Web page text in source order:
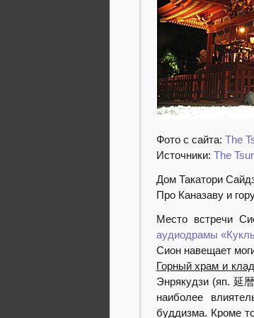
Фото с сайта: The
Источники: The
Дом Такатори
Про Каназаву и
Место встречи
аудиодрамы
Сион навещает
Горный храм и
Энрякудзи (яп. 延
наиболее
буддизма. Кроме